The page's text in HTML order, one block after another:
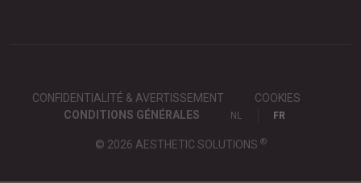
CONFIDENTIALITÉ & AVERTISSEMENT
COOKIES
CONDITIONS GÉNÉRALES
NL FR
© 2026 AESTHETIC SOLUTIONS ®